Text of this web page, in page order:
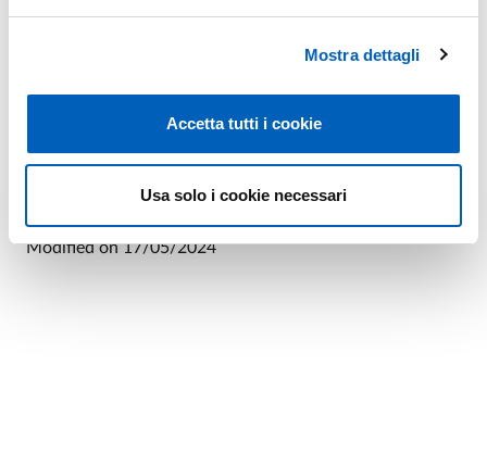
Mostra dettagli
Accetta tutti i cookie
Usa solo i cookie necessari
Modified on17/05/2024